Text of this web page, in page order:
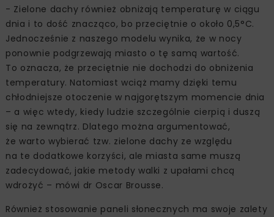
- Zielone dachy również obniżają temperaturę w ciągu
dnia i to dość znacząco, bo przeciętnie o około 0,5°C.
Jednocześnie z naszego modelu wynika, że w nocy
ponownie podgrzewają miasto o tę samą wartość.
To oznacza, że przeciętnie nie dochodzi do obniżenia
temperatury. Natomiast wciąż mamy dzięki temu
chłodniejsze otoczenie w najgorętszym momencie dnia
– a więc wtedy, kiedy ludzie szczególnie cierpią i duszą
się na zewnątrz. Dlatego można argumentować,
że warto wybierać tzw. zielone dachy ze względu
na te dodatkowe korzyści, ale miasta same muszą
zadecydować, jakie metody walki z upałami chcą
wdrożyć – mówi dr Oscar Brousse.
Również stosowanie paneli słonecznych ma swoje zalety